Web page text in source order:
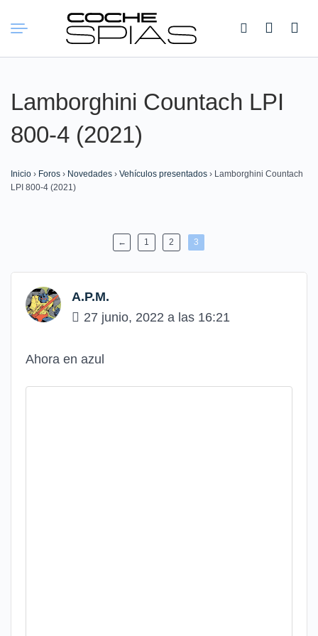
Buscar:
Lamborghini Countach LPI
800-4 (2021)
Inicio › Foros › Novedades › Vehículos presentados › Lamborghini Countach
LPI 800-4 (2021)
← 1 2 3
A.P.M.
27 junio, 2022 a las 16:21
Ahora en azul